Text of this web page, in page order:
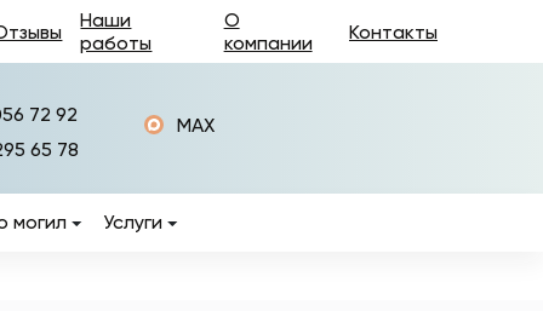
Наши
работы
О
компании
Контакты
72 92
65 78
MAX
могил Услуги